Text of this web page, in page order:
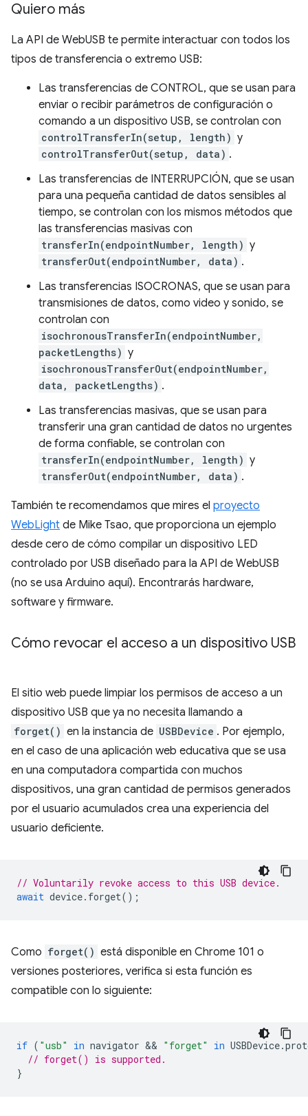
Quiero más
La API de WebUSB te permite interactuar con todos los
tipos de transferencia o extremo USB:
Las transferencias de CONTROL, que se usan para
enviar o recibir parámetros de configuración o
comando a un dispositivo USB, se controlan con
controlTransferIn(setup, length) y
controlTransferOut(setup, data) .
Las transferencias de INTERRUPCIÓN, que se usan
para una pequeña cantidad de datos sensibles al
tiempo, se controlan con los mismos métodos que
las transferencias masivas con
transferIn(endpointNumber, length) y
transferOut(endpointNumber, data) .
Las transferencias ISOCRONAS, que se usan para
transmisiones de datos, como video y sonido, se
controlan con
isochronousTransferIn(endpointNumber,
packetLengths) y
isochronousTransferOut(endpointNumber,
data, packetLengths) .
Las transferencias masivas, que se usan para
transferir una gran cantidad de datos no urgentes
de forma confiable, se controlan con
transferIn(endpointNumber, length) y
transferOut(endpointNumber, data) .
También te recomendamos que mires el proyecto
WebLight de Mike Tsao, que proporciona un ejemplo
desde cero de cómo compilar un dispositivo LED
controlado por USB diseñado para la API de WebUSB
(no se usa Arduino aquí). Encontrarás hardware,
software y firmware.
Cómo revocar el acceso a un dispositivo USB
El sitio web puede limpiar los permisos de acceso a un
dispositivo USB que ya no necesita llamando a
forget() en la instancia de USBDevice . Por ejemplo,
en el caso de una aplicación web educativa que se usa
en una computadora compartida con muchos
dispositivos, una gran cantidad de permisos generados
por el usuario acumulados crea una experiencia del
usuario deficiente.
// Voluntarily revoke access to this USB device.
await device. forget();
Como forget() está disponible en Chrome 101 o
versiones posteriores, verifica si esta función es
compatible con lo siguiente:
if ( "usb" in navigator && "forget" in USBDevice.
// forget() is supported.
}